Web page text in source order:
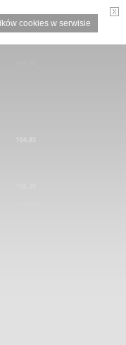
cookies w serwisie